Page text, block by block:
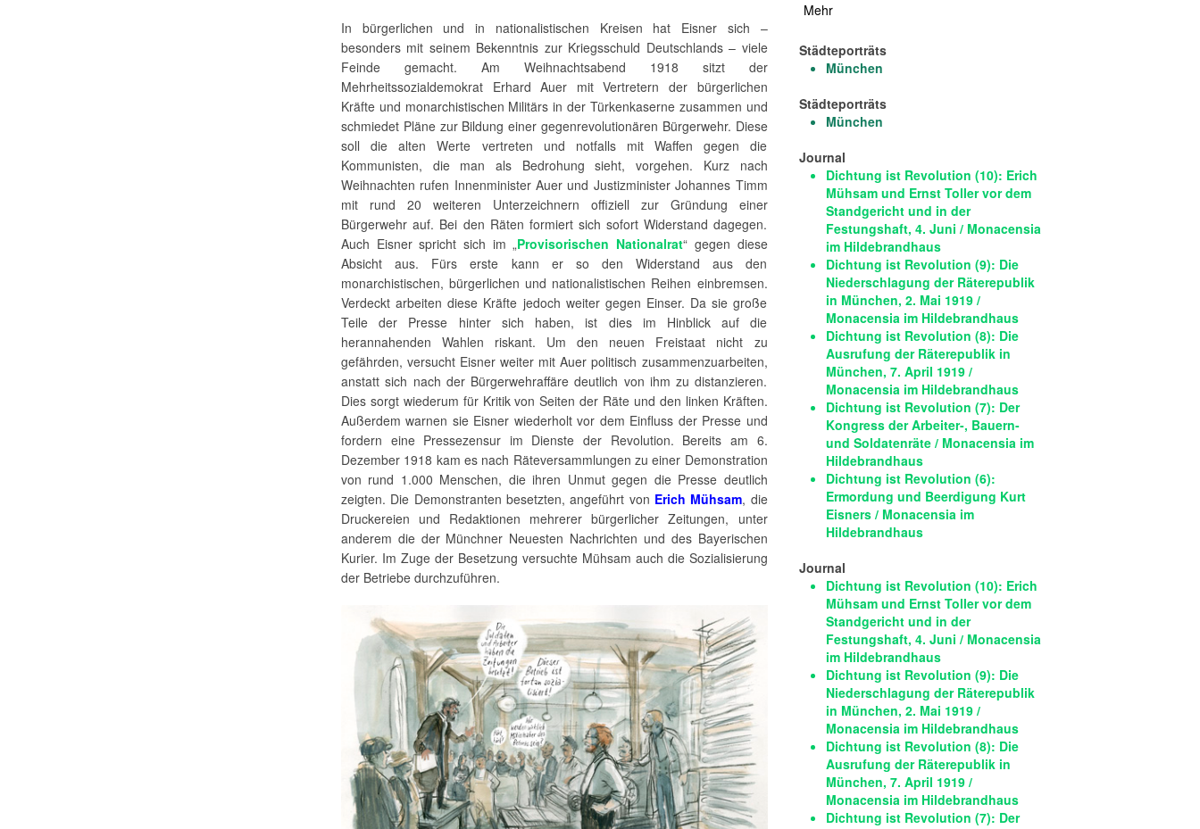
In bürgerlichen und in nationalistischen Kreisen hat Eisner sich –
besonders mit seinem Bekenntnis zur Kriegsschuld Deutschlands – viele
Feinde gemacht. Am Weihnachtsabend 1918 sitzt der
Mehrheitssozialdemokrat Erhard Auer mit Vertretern der bürgerlichen
Kräfte und monarchistischen Militärs in der Türkenkaserne zusammen und
schmiedet Pläne zur Bildung einer gegenrevolutionären Bürgerwehr. Diese
soll die alten Werte vertreten und notfalls mit Waffen gegen die
Kommunisten, die man als Bedrohung sieht, vorgehen. Kurz nach
Weihnachten rufen Innenminister Auer und Justizminister Johannes Timm
mit rund 20 weiteren Unterzeichnern offiziell zur Gründung einer
Bürgerwehr auf. Bei den Räten formiert sich sofort Widerstand dagegen.
Auch Eisner spricht sich im „Provisorischen Nationalrat“ gegen diese
Absicht aus. Fürs erste kann er so den Widerstand aus den
monarchistischen, bürgerlichen und nationalistischen Reihen einbremsen.
Verdeckt arbeiten diese Kräfte jedoch weiter gegen Einser. Da sie große
Teile der Presse hinter sich haben, ist dies im Hinblick auf die
herannahenden Wahlen riskant. Um den neuen Freistaat nicht zu
gefährden, versucht Eisner weiter mit Auer politisch zusammenzuarbeiten,
anstatt sich nach der Bürgerwehraffäre deutlich von ihm zu distanzieren.
Dies sorgt wiederum für Kritik von Seiten der Räte und den linken Kräften.
Außerdem warnen sie Eisner wiederholt vor dem Einfluss der Presse und
fordern eine Pressezensur im Dienste der Revolution. Bereits am 6.
Dezember 1918 kam es nach Räteversammlungen zu einer Demonstration
von rund 1.000 Menschen, die ihren Unmut gegen die Presse deutlich
zeigten. Die Demonstranten besetzten, angeführt von Erich Mühsam, die
Druckereien und Redaktionen mehrerer bürgerlicher Zeitungen, unter
anderem die der Münchner Neuesten Nachrichten und des Bayerischen
Kurier. Im Zuge der Besetzung versuchte Mühsam auch die Sozialisierung
der Betriebe durchzuführen.
Mehr
Städteporträts
München
Städteporträts
München
Journal
Dichtung ist Revolution (10): Erich
Mühsam und Ernst Toller vor dem
Standgericht und in der
Festungshaft, 4. Juni / Monacensia
im Hildebrandhaus
Dichtung ist Revolution (9): Die
Niederschlagung der Räterepublik
in München, 2. Mai 1919 /
Monacensia im Hildebrandhaus
Dichtung ist Revolution (8): Die
Ausrufung der Räterepublik in
München, 7. April 1919 /
Monacensia im Hildebrandhaus
Dichtung ist Revolution (7): Der
Kongress der Arbeiter-, Bauern-
und Soldatenräte / Monacensia im
Hildebrandhaus
Dichtung ist Revolution (6):
Ermordung und Beerdigung Kurt
Eisners / Monacensia im
Hildebrandhaus
Journal
Dichtung ist Revolution (10): Erich
Mühsam und Ernst Toller vor dem
Standgericht und in der
Festungshaft, 4. Juni / Monacensia
im Hildebrandhaus
Dichtung ist Revolution (9): Die
Niederschlagung der Räterepublik
in München, 2. Mai 1919 /
Monacensia im Hildebrandhaus
Dichtung ist Revolution (8): Die
Ausrufung der Räterepublik in
München, 7. April 1919 /
Monacensia im Hildebrandhaus
Dichtung ist Revolution (7): Der